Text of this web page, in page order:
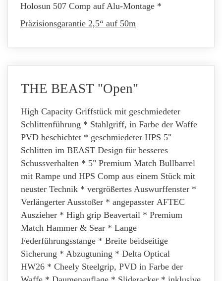
Holosun 507 Comp auf Alu-Montage *
Präzisionsgarantie 2,5“ auf 50m
THE BEAST "Open"
High Capacity Griffstück mit geschmiedeter
Schlittenführung * Stahlgriff, in Farbe der Waffe
PVD beschichtet * geschmiedeter HPS 5"
Schlitten im BEAST Design für besseres
Schussverhalten * 5" Premium Match Bullbarrel
mit Rampe und HPS Comp aus einem Stück mit
neuster Technik * vergrößertes Auswurffenster *
Verlängerter Ausstoßer * angepasster AFTEC
Auszieher * High grip Beavertail * Premium
Match Hammer & Sear * Lange
Federführungsstange * Breite beidseitige
Sicherung * Abzugtuning * Delta Optical
HW26 * Cheely Steelgrip, PVD in Farbe der